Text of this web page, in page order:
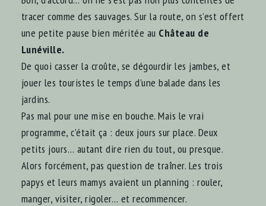
tracer comme des sauvages. Sur la route, on s’est offert
une petite pause bien méritée au Château de
Lunéville.
De quoi casser la croûte, se dégourdir les jambes, et
jouer les touristes le temps d’une balade dans les
jardins.
Pas mal pour une mise en bouche. Mais le vrai
programme, c’était ça : deux jours sur place. Deux
petits jours… autant dire rien du tout, ou presque.
Alors forcément, pas question de traîner. Les trois
papys et leurs mamys avaient un planning : rouler,
manger, visiter, rigoler… et recommencer.